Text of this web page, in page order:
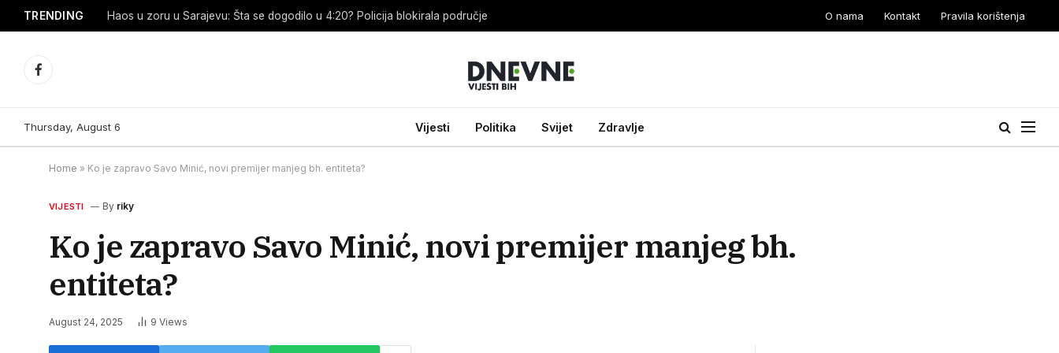
TRENDING Haos u zoru u Sarajevu: Šta se dogodilo u 4:20? Policija blokirala područje O nama Kontakt Pravila korištenja
Facebook
Thursday, August 6 Vijesti Politika Svijet Zdravlje
Home » Ko je zapravo Savo Minić, novi premijer manjeg bh. entiteta?
VIJESTI By riky
Ko je zapravo Savo Minić, novi premijer manjeg bh.
entiteta?
August 24, 2025 9 Views